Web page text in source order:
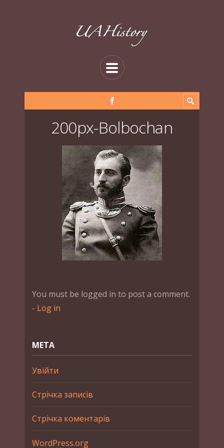
200px-Bolbochan
You must be logged in to post a comment.
- Log in
МЕТА
Увійти
Стрічка записів
Стрічка коментарів
WordPress.org